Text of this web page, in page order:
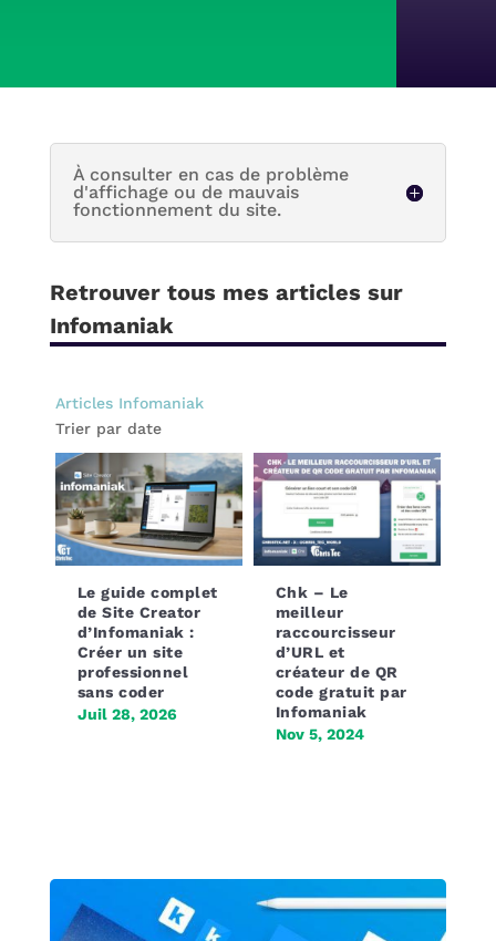
À consulter en cas de problème
d'affichage ou de mauvais
fonctionnement du site.
Retrouver tous mes articles sur
Infomaniak
Articles Infomaniak
Trier par date
Nouveautés et
dernières
évolutions chez
Infomaniak 2024
Jan 15, 2024
Infomaniak lance
kChat la
messagerie
instantanée
sécurisée avec
une IA
souveraine
Sep 4, 2023